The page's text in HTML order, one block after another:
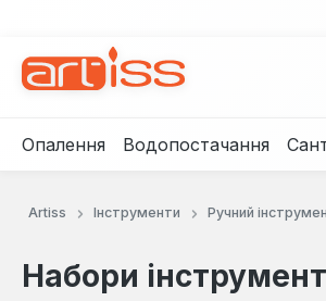
Опалення Водопостачання
Artiss Інструменти Ручний
Набори